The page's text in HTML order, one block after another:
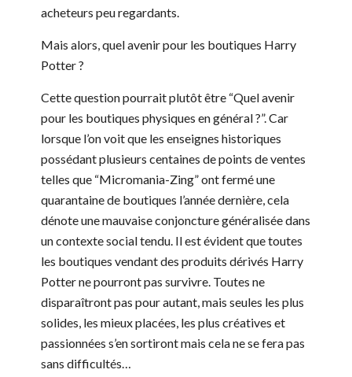
acheteurs peu regardants.
Mais alors, quel avenir pour les boutiques Harry
Potter ?
Cette question pourrait plutôt être “Quel avenir
pour les boutiques physiques en général ?”. Car
lorsque l’on voit que les enseignes historiques
possédant plusieurs centaines de points de ventes
telles que “Micromania-Zing” ont fermé une
quarantaine de boutiques l’année dernière, cela
dénote une mauvaise conjoncture généralisée dans
un contexte social tendu. Il est évident que toutes
les boutiques vendant des produits dérivés Harry
Potter ne pourront pas survivre. Toutes ne
disparaîtront pas pour autant, mais seules les plus
solides, les mieux placées, les plus créatives et
passionnées s’en sortiront mais cela ne se fera pas
sans difficultés…